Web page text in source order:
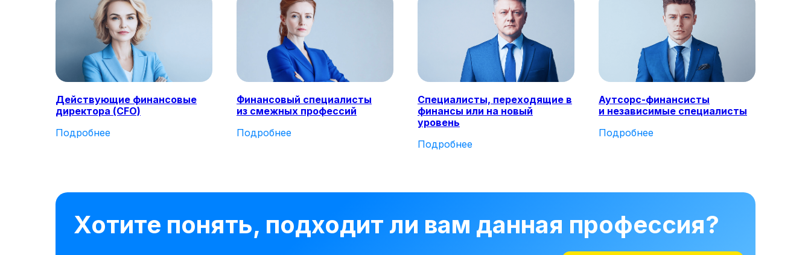
Действующие финансовые
директора (CFO)
Подробнее
Финансовый специалисты
из смежных профессий
Подробнее
Специалисты, переходящие в
финансы или на новый
уровень
Подробнее
Аутсорс-финансисты
и независимые специалисты
Подробнее
Хотите понять, подходит ли вам данная профессия?